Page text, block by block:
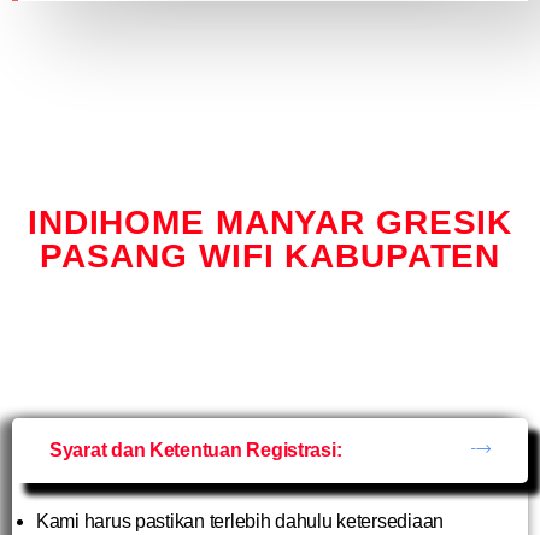
INDIHOME MANYAR GRESIK
PASANG WIFI KABUPATEN
Syarat dan Ketentuan Registrasi:
Kami harus pastikan terlebih dahulu ketersediaan